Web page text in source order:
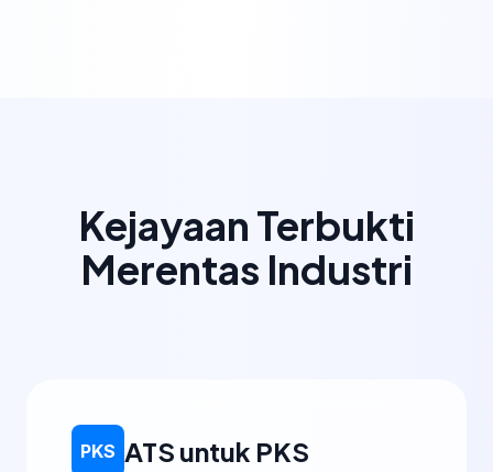
Kejayaan Terbukti
Merentas Industri
PKS ATS untuk PKS